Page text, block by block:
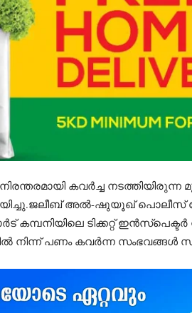
കവർച്ച
അൽ-ഷുയൂഖ് പൊലീസ്
ടിക്കറ്റ്
പണം കവർന്ന സംഭവങ്ങൾ